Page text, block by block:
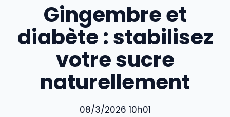
Gingembre et
diabète : stabilisez
votre sucre
naturellement
08/3/2026 10h01